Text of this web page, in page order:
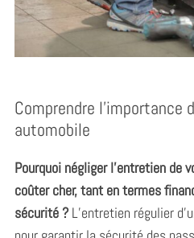
Comprendre l’importance
automobile
Pourquoi négliger l’entretien de
coûter cher, tant en termes
sécurité ?L’entretien régulier